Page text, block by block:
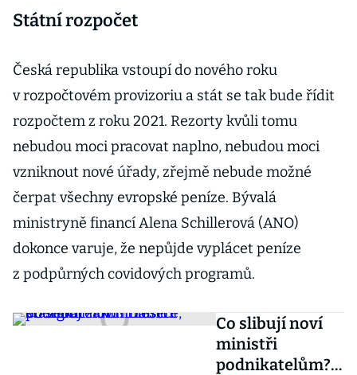
Státní rozpočet
Česká republika vstoupí do nového roku
v rozpočtovém provizoriu a stát se tak bude řídit
rozpočtem z roku 2021. Rezorty kvůli tomu
nebudou moci pracovat naplno, nebudou moci
vzniknout nové úřady, zřejmě nebude možné
čerpat všechny evropské peníze. Bývalá
ministryně financí Alena Schillerová (ANO)
dokonce varuje, že nepůjde vyplácet peníze
z podpůrných covidových programů.
Co slibují noví
ministři
podnikatelům?